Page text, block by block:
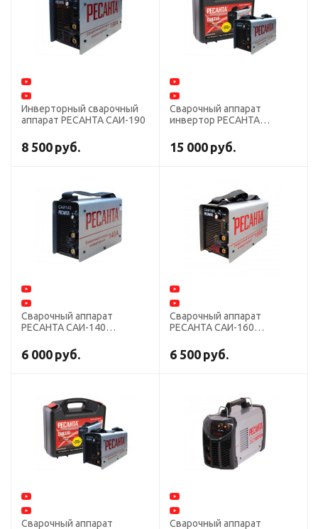
Инверторный сварочный
аппарат РЕСАНТА САИ-190
8 500 руб.
Сварочный аппарат
инвертор РЕСАНТА
15 000 руб.
Сварочный аппарат
РЕСАНТА САИ-140
6 000 руб.
Сварочный аппарат
РЕСАНТА САИ-160
6 500 руб.
Сварочный аппарат
Сварочный аппарат